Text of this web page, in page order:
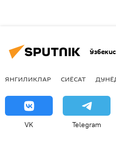
ЯНГИЛИКЛАР СИЁСАТ
VK Telegram